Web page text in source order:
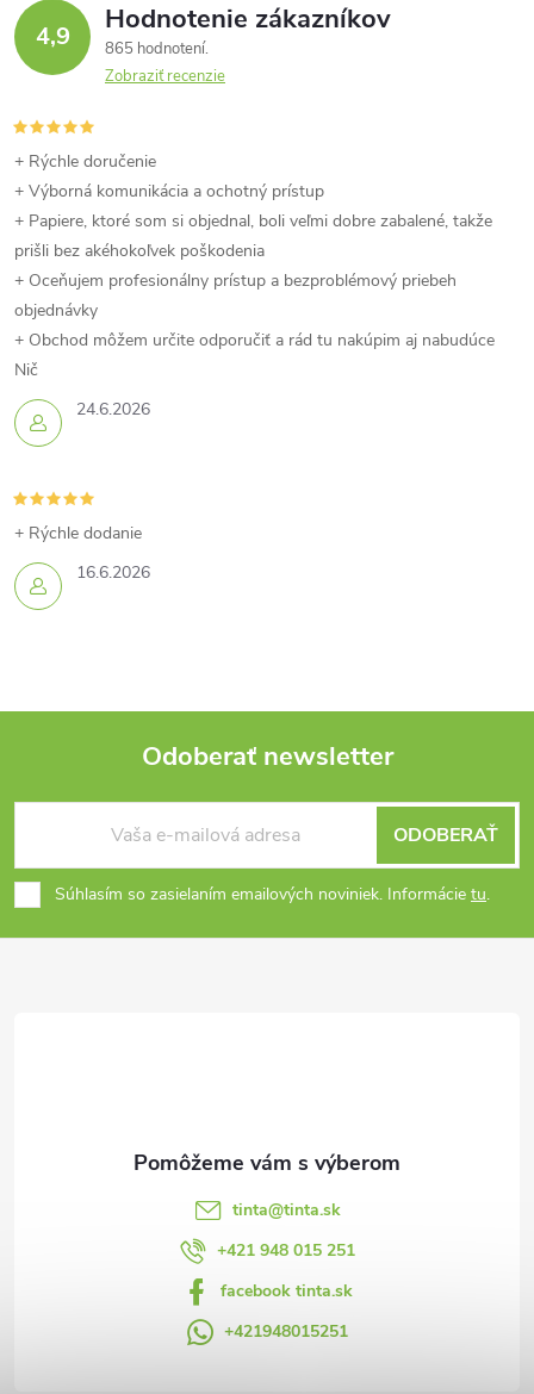
d
a
c
i
e
p
r
v
k
y
v
ý
p
4,9 Hodnotenie zákazníkov
865 hodnotení
Zobraziť recenzie
24.6.2026
+ Rýchle doručenie
+ Výborná komunikácia a ochotný prístup
+ Papiere, ktoré som si objednal, boli veľmi dobre zabalené, takže
prišli bez akéhokoľvek poškodenia
+ Oceňujem profesionálny prístup a bezproblémový priebeh
objednávky
+ Obchod môžem určite odporučiť a rád tu nakúpim aj nabudúce
Nič
16.6.2026
+ Rýchle dodanie
Z
á
p
Odoberať newsletter
Súhlasím so zasielaním emailových noviniek. Informácie tu.
ODOBERAŤ
tinta@tinta.sk
+421 948 015 251
facebook tinta.sk
+421948015251